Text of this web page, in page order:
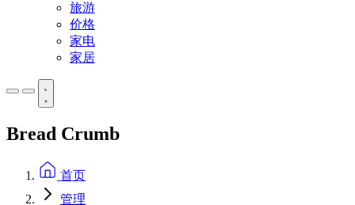
旅游
价格
家电
家居
Bread Crumb
首页
管理